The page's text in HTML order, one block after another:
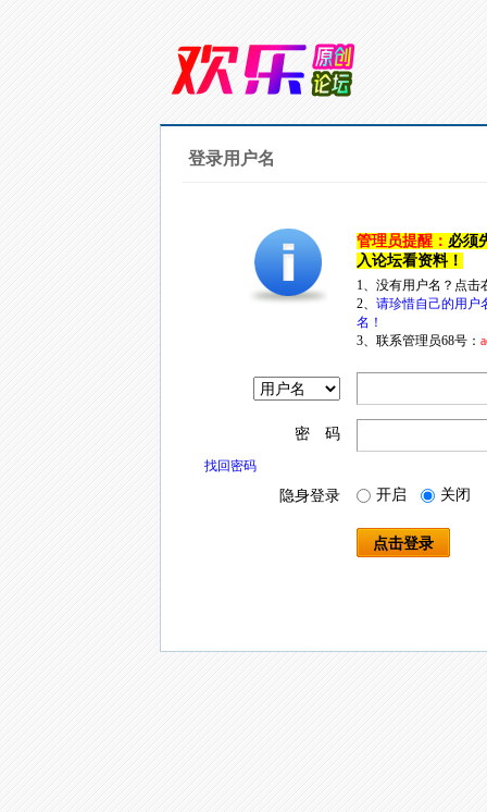
登录用户名
管理员提醒： 必须
入论坛看资料！
1、没有用户名？点
2、 请珍惜自己的用户
名！
3、联系管理员68号：
密 码
找回密码
隐身登录 开启 关闭
点击登录